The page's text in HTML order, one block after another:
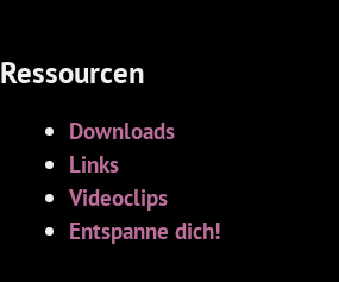
Ressourcen
Downloads
Links
Videoclips
Entspanne dich!